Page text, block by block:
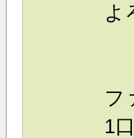
よ
フ
1